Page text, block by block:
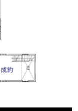
などアイデア
だくさんで
納がほとんど
になっていた